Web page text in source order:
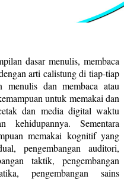
dasar menulis, membaca
arti calistung di tiap-tiap
menulis dan membaca atau
untuk memakai dan
dan media digital waktu
kehidupannya. Sementara
memakai kognitif yang
pengembangan auditori,
taktik, pengembangan
pengembangan sains